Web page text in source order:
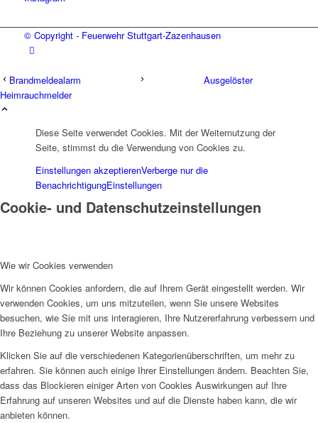
© Copyright - Feuerwehr Stuttgart-Zazenhausen
Brandmeldealarm
Ausgelöster
Heimrauchmelder
Diese Seite verwendet Cookies. Mit der Weiternutzung der
Seite, stimmst du die Verwendung von Cookies zu.
Einstellungen akzeptierenVerberge nur die
BenachrichtigungEinstellungen
Cookie- und Datenschutzeinstellungen
Wie wir Cookies verwenden
Wir können Cookies anfordern, die auf Ihrem Gerät eingestellt werden. Wir
verwenden Cookies, um uns mitzuteilen, wenn Sie unsere Websites
besuchen, wie Sie mit uns interagieren, Ihre Nutzererfahrung verbessern und
Ihre Beziehung zu unserer Website anpassen.
Klicken Sie auf die verschiedenen Kategorienüberschriften, um mehr zu
erfahren. Sie können auch einige Ihrer Einstellungen ändern. Beachten Sie,
dass das Blockieren einiger Arten von Cookies Auswirkungen auf Ihre
Erfahrung auf unseren Websites und auf die Dienste haben kann, die wir
anbieten können.